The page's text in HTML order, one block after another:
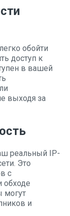
обойти
доступ к
в вашей
выходя за
реальный IP-
Это
с
обходе
могут
и